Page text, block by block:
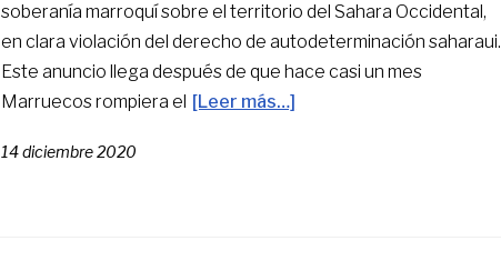
soberanía marroquí sobre el territorio del Sahara Occidental,
en clara violación del derecho de autodeterminación saharaui.
Este anuncio llega después de que hace casi un mes
Marruecos rompiera el [Leer más…]
14 diciembre 2020